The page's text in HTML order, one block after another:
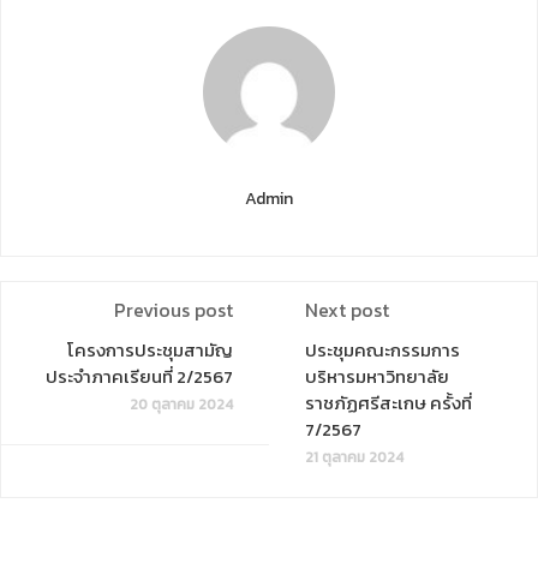
Admin
Previous post
โครงการประชุมสามัญ
ประจำภาคเรียนที่ 2/2567
20 ตุลาคม 2024
Next post
ประชุมคณะกรรมการ
บริหารมหาวิทยาลัย
ราชภัฏศรีสะเกษ ครั้งที่
7/2567
21 ตุลาคม 2024